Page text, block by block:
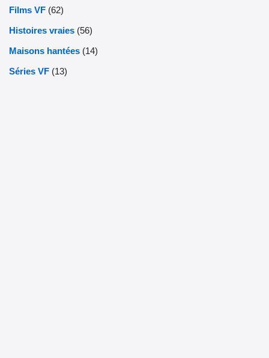
Films VF (62)
Histoires vraies (56)
Maisons hantées (14)
Séries VF (13)